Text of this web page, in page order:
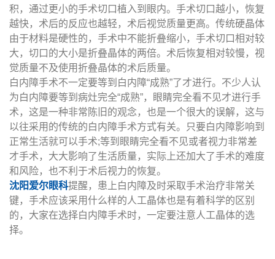
积，通过更小的手术切口植入到眼内。手术切口越小，恢复
越快，术后的反应也越轻，术后视觉质量更高。传统硬晶体
由于材料是硬性的，手术中不能折叠缩小，手术切口相对较
大，切口的大小是折叠晶体的两倍。术后恢复相对较慢，视
觉质量不及使用折叠晶体的术后质量。
白内障手术不一定要等到白内障“成熟”了才进行。不少人认
为白内障要等到病灶完全“成熟”，眼睛完全看不见才进行手
术，这是一种非常陈旧的观念，也是一个很大的误解，这与
以往采用的传统的白内障手术方式有关。只要白内障影响到
正常生活就可以手术;等到眼睛完全看不见或者视力非常差
才手术，大大影响了生活质量，实际上还加大了手术的难度
和风险，也不利于术后视力的恢复。
沈阳爱尔眼科提醒，患上白内障及时采取手术治疗非常关
键，手术应该采用什么样的人工晶体也是有着科学的区别
的，大家在选择白内障手术时，一定要注意人工晶体的选
择。